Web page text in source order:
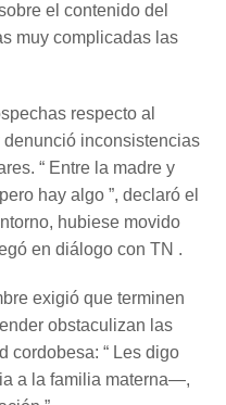
el contenido del
muy complicadas las
respecto al
inconsistencias
“ Entre la madre y
hay algo ”, declaró el
hubiese movido
en diálogo con TN .
exigió que terminen
obstaculizan las
cordobesa: “ Les digo
a la familia materna—,